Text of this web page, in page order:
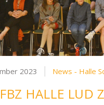
2023 News - Halle
HALLE LUD